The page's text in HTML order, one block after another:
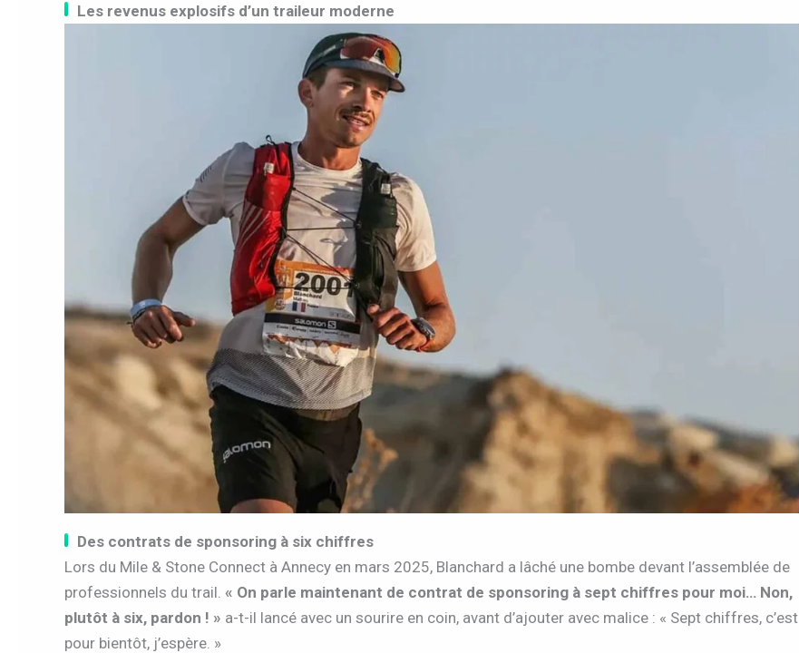
Les revenus explosifs d’un traileur moderne
Des contrats de sponsoring à six chiffres
Lors du Mile & Stone Connect à Annecy en mars 2025, Blanchard a lâché une bombe devant l’assemblée de
professionnels du trail. « On parle maintenant de contrat de sponsoring à sept chiffres pour moi… Non,
plutôt à six, pardon ! » a-t-il lancé avec un sourire en coin, avant d’ajouter avec malice : « Sept chiffres, c’est
pour bientôt, j’espère. »